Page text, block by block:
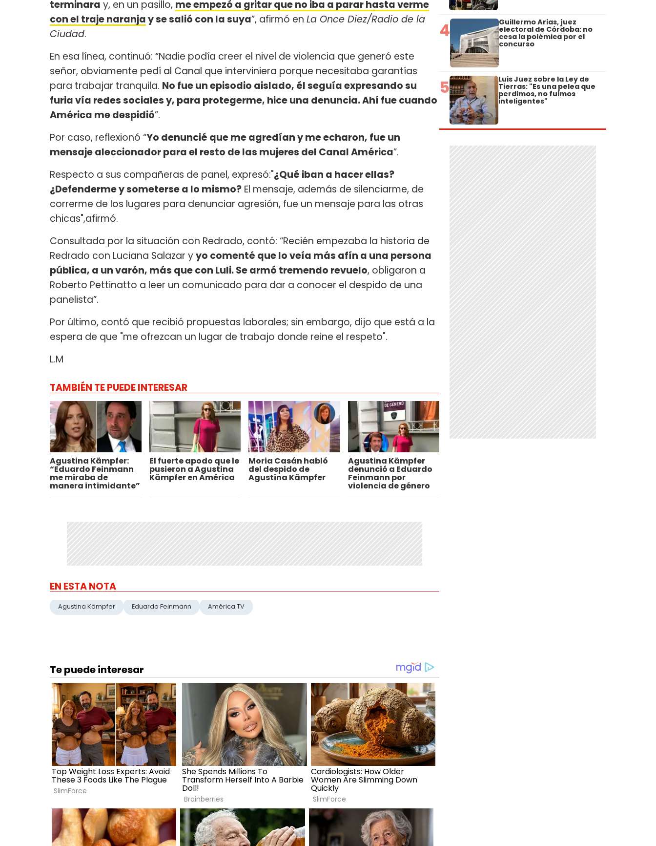
terminara y, en un pasillo, me empezó a gritar que no iba a parar hasta verme
con el traje naranjay se salió con la suya”, afirmó en La Once Diez/Radio de la
Ciudad.
En esa línea, continuó: “Nadie podía creer el nivel de violencia que generó este
señor, obviamente pedí al Canal que interviniera porque necesitaba garantías
para trabajar tranquila. No fue un episodio aislado, él seguía expresando su
furia vía redes sociales y, para protegerme, hice una denuncia. Ahí fue cuando
América me despidió”.
Por caso, reflexionó “Yo denuncié que me agredían y me echaron, fue un
mensaje aleccionador para el resto de las mujeres del Canal América”.
Respecto a sus compañeras de panel, expresó:"¿Qué iban a hacer ellas?
¿Defenderme y someterse a lo mismo? El mensaje, además de silenciarme, de
correrme de los lugares para denunciar agresión, fue un mensaje para las otras
chicas",afirmó.
Consultada por la situación con Redrado, contó: “Recién empezaba la historia de
Redrado con Luciana Salazar yyo comenté que lo veía más afín a una persona
pública, a un varón, más que con Luli. Se armó tremendo revuelo, obligaron a
Roberto Pettinatto a leer un comunicado para dar a conocer el despido de una
panelista”.
Por último, contó que recibió propuestas laborales; sin embargo, dijo que está a la
espera de que "me ofrezcan un lugar de trabajo donde reine el respeto".
L.M
TAMBIÉN TE PUEDE INTERESAR
Agustina Kämpfer:
“Eduardo Feinmann
me miraba de
manera intimidante”
El fuerte apodo que le
pusieron a Agustina
Kämpfer en América
Moria Casán habló
del despido de
Agustina Kämpfer
Agustina Kämpfer
denunció a Eduardo
Feinmann por
violencia de género
EN ESTA NOTA
Agustina Kämpfer Eduardo Feinmann América TV
4 Guillermo Arias, juez
electoral de Córdoba: no
cesa la polémica por el
concurso
5 Luis Juez sobre la Ley de
Tierras: "Es una pelea que
perdimos, no fuimos
inteligentes"